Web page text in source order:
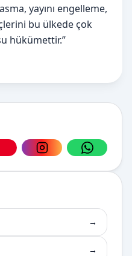
yayını engelleme,
bu ülkede çok
hükümettir.”
paylaş
paylaşüzerinden paylaş
Instagram
→
→